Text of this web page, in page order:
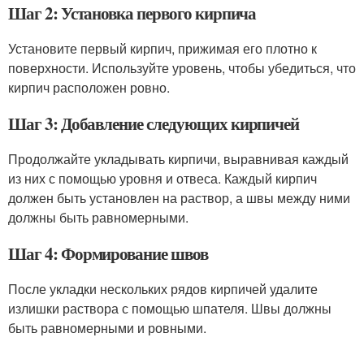
Шаг 2: Установка первого кирпича
Установите первый кирпич, прижимая его плотно к
поверхности. Используйте уровень, чтобы убедиться, что
кирпич расположен ровно.
Шаг 3: Добавление следующих кирпичей
Продолжайте укладывать кирпичи, выравнивая каждый
из них с помощью уровня и отвеса. Каждый кирпич
должен быть установлен на раствор, а швы между ними
должны быть равномерными.
Шаг 4: Формирование швов
После укладки нескольких рядов кирпичей удалите
излишки раствора с помощью шпателя. Швы должны
быть равномерными и ровными.